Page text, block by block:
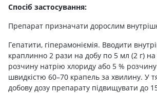
Спосіб застосування:
Препарат призначати дорослим
Гепатити, гіперамоніємія. Вводити
краплинно 2 рази на добу по 5 мл (2 г)
розчину натрію хлориду або 5 % розчину
швидкістю 60–70 крапель за хвилину. У
добову дозу препарату підвищувати до